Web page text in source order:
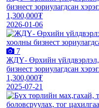
бизнест зориулагдсан
1,300,000₮
2026-01-06
7
ЖДҮ- Өрхийн үйлдвэрлэл,
бизнест зориулагдсан
1,300,000₮
2025-07-21